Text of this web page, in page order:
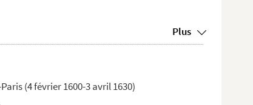
Plus
(4 février 1600-3 avril 1630)